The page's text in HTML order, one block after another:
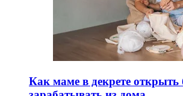
Как маме в декрете открыть